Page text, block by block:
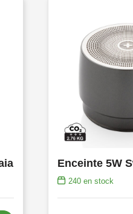
Enceinte 5W
240 en stock